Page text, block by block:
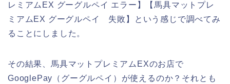
レミアムEX グーグルペイ エラー】【馬具マットプレ
ミアムEX グーグルペイ 失敗】という感じで調べてみ
ることにしました。
その結果、馬具マットプレミアムEXのお店で
GooglePay（グーグルペイ）が使えるのか？それとも